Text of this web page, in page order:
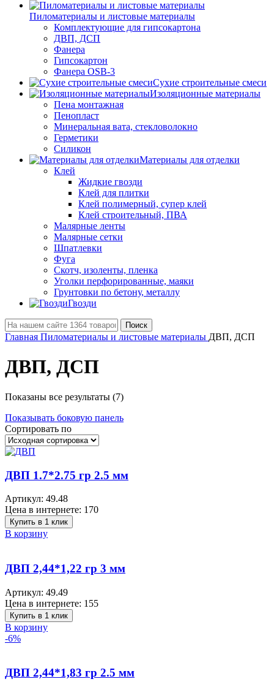
Пиломатериалы и листовые материалы
Комплектующие для гипсокартона
ДВП, ДСП
Фанера
Гипсокартон
Фанера OSB-3
Сухие строительные смеси
Изоляционные материалы
Пена монтажная
Пенопласт
Минеральная вата, стекловолокно
Герметики
Силикон
Материалы для отделки
Клей
Жидкие гвозди
Клей для плитки
Клей полимерный, супер клей
Клей строительный, ПВА
Малярные ленты
Малярные сетки
Шпатлевки
Фуга
Скотч, изоленты, пленка
Уголки перфорированные, маяки
Грунтовки по бетону, металлу
Гвозди
Поиск
Главная Пиломатериалы и листовые материалы ДВП, ДСП
ДВП, ДСП
Показаны все результаты (7)
Показывать боковую панель
Сортировать по
ДВП 1.7*2.75 гр 2.5 мм
Артикул: 49.48
Цена в интернете: 170
Купить в 1 клик
В корзину
ДВП 2,44*1,22 гр 3 мм
Артикул: 49.49
Цена в интернете: 155
Купить в 1 клик
В корзину
-6%
ДВП 2,44*1,83 гр 2.5 мм